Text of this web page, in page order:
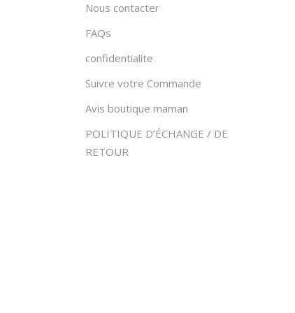
Nous contacter
FAQs
confidentialite
Suivre votre Commande
Avis boutique maman
POLITIQUE D’ÉCHANGE / DE
RETOUR